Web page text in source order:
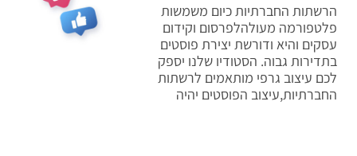
הרשתות החברתיות כיום משמשות
פלטפורמה מעולהלפרסום וקידום
עסקים והיא ודורשת יצירת פוסטים
בתדירות גבוה. הסטודיו שלנו יספק
לכם עיצוב גרפי מותאמים לרשתות
החברתיות,עיצוב הפוסטים יהיה